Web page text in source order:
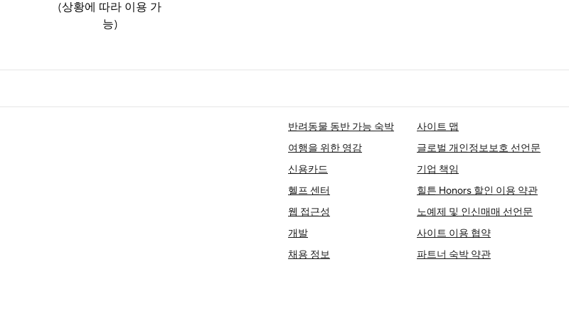
(상황에 따라 이용 가
능)
반려동물 동반 가능 숙박
여행을 위한 영감
신용카드
헬프 센터
웹 접근성
개발
채용 정보
사이트 맵
글로벌 개인정보보호 선언문
기업 책임
힐튼 Honors 할인 이용 약관
노예제 및 인신매매 선언문
사이트 이용 협약
파트너 숙박 약관